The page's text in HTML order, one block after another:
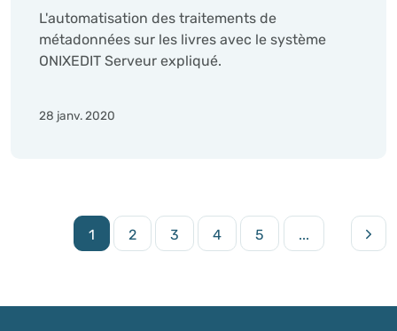
L'automatisation des traitements de
métadonnées sur les livres avec le système
ONIXEDIT Serveur expliqué.
28 janv. 2020
1 2 3 4 5 ...